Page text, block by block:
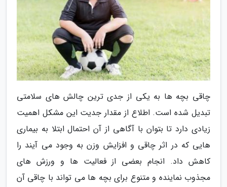
چاقی بچه ها به یکی از جدی ترین چالش های سلامتی
تبدیل شده است. اطلاع از مقدار جدیت این مشکل اهمیت
زیادی دارد تا بتوان با آگاهی از آن احتمال ابتلا به بیماری
هایی که در اثر چاقی و افزایش وزن به وجود می آیند را
کاهش داد. انجام بعضی از فعالیت ها و ورزش های
مجذوب نماینده و متنوع برای بچه ها می تواند با چاقی آن